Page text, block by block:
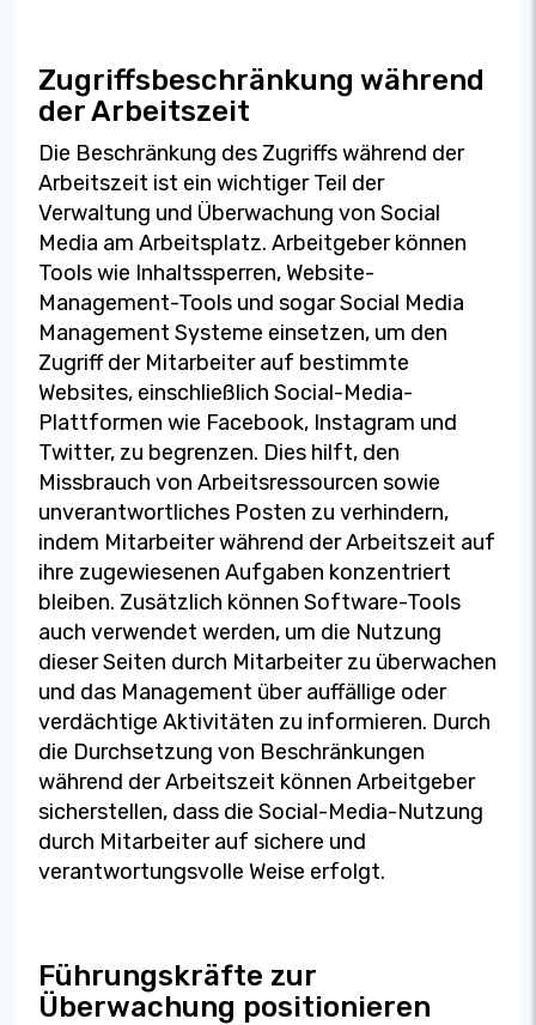
Zugriffsbeschränkung während
der Arbeitszeit
Die Beschränkung des Zugriffs während der
Arbeitszeit ist ein wichtiger Teil der
Verwaltung und Überwachung von Social
Media am Arbeitsplatz. Arbeitgeber können
Tools wie Inhaltssperren, Website-
Management-Tools und sogar Social Media
Management Systeme einsetzen, um den
Zugriff der Mitarbeiter auf bestimmte
Websites, einschließlich Social-Media-
Plattformen wie Facebook, Instagram und
Twitter, zu begrenzen. Dies hilft, den
Missbrauch von Arbeitsressourcen sowie
unverantwortliches Posten zu verhindern,
indem Mitarbeiter während der Arbeitszeit auf
ihre zugewiesenen Aufgaben konzentriert
bleiben. Zusätzlich können Software-Tools
auch verwendet werden, um die Nutzung
dieser Seiten durch Mitarbeiter zu überwachen
und das Management über auffällige oder
verdächtige Aktivitäten zu informieren. Durch
die Durchsetzung von Beschränkungen
während der Arbeitszeit können Arbeitgeber
sicherstellen, dass die Social-Media-Nutzung
durch Mitarbeiter auf sichere und
verantwortungsvolle Weise erfolgt.
Führungskräfte zur
Überwachung positionieren